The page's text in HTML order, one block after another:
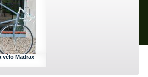
vélo Madrax